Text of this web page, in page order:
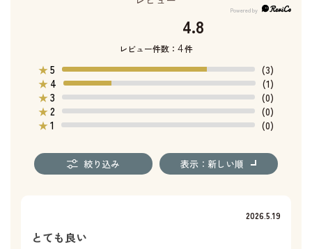
4.8
レビュー件数： 4件
★5
(3)
★ 4
(1)
★3
(0)
★2
(0)
★1 (0)
絞り込み 表示：新しい順
2026.5.19
とても良い